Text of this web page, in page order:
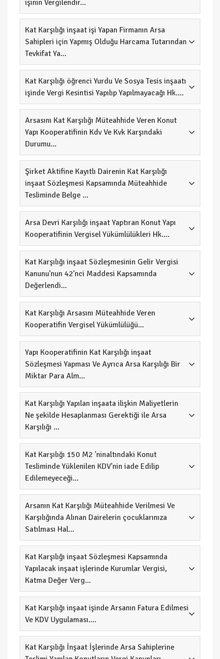
işinin Vergilendir...
Kat Karşılığı inşaat işi Yapan Firmanın Arsa
Sahipleri için Yapmış Olduğu Harcama Tutarından
Tevkifat Ya...
Kat Karşılığı öğrenci Yurdu Ve Sosya Tesis inşaatı
işinde Vergi Kesintisi Yapılıp Yapılmayacağı Hk....
Arsasını Kat Karşılığı Müteahhide Veren Konut
Yapı Kooperatifinin Kdv Ve Kvk Karşındaki
Durumu...
Şirket Aktifine Kayıtlı Dairenin Kat Karşılığı
inşaat Sözleşmesi Kapsamında Müteahhide
Tesliminde Belge ...
Arsa Devri Karşılığı inşaat Yaptıran Konut Yapı
Kooperatifinin Vergisel Yükümlülükleri Hk....
Kat Karşılığı inşaat Sözleşmesinin Gelir Vergisi
Kanunu'nun 42'nci Maddesi Kapsamında
Değerlendi...
Kat Karşılığı Arsasını Müteahhide Veren
Kooperatifin Vergisel Yükümlülüğü...
Yapı Kooperatifinin Kat Karşılığı inşaat
Sözleşmesi Yapması Ve Ayrıca Arsa Karşılığı Bir
Miktar Para Alm...
Kat Karşılığı Yapılan inşaata ilişkin Maliyetlerin
Ne şekilde Hesaplanması Gerektiği ile Arsa
Karşılığı ...
Kat Karşılığı 150 M2 'ninaltındaki Konut
Tesliminde Yüklenilen KDV'nin iade Edilip
Edilemeyeceği...
Arsanın Kat Karşılığı Müteahhide Verilmesi Ve
Karşılığında Alınan Dairelerin çocuklarınıza
Satılması Hal...
Kat Karşılığı inşaat Sözleşmesi Kapsamında
Yapılacak inşaat işlerinde Kurumlar Vergisi,
Katma Değer Verg...
Kat Karşılığı inşaat işinde Arsanın Fatura Edilmesi
Ve KDV Uygulaması....
Kat Karşılığı İnşaat İşlerinde Arsa Sahiplerine